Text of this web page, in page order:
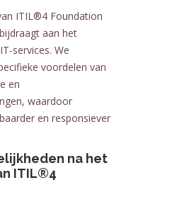
ITIL®4 Foundation
aan het
services. We
voordelen van
en
waardoor
en responsiever
na het
ITIL®4